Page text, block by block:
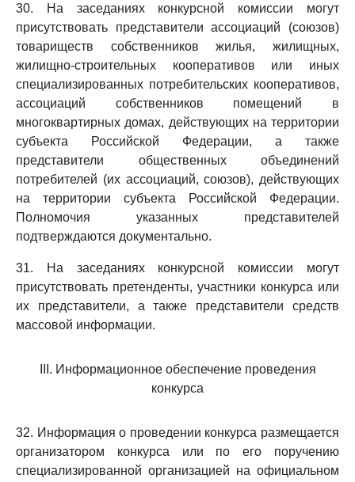
30. На заседаниях конкурсной комиссии могут
присутствовать представители ассоциаций (союзов)
товариществ собственников жилья, жилищных,
жилищно-строительных кооперативов или иных
специализированных потребительских кооперативов,
ассоциаций собственников помещений в
многоквартирных домах, действующих на территории
субъекта Российской Федерации, а также
представители общественных объединений
потребителей (их ассоциаций, союзов), действующих
на территории субъекта Российской Федерации.
Полномочия указанных представителей
подтверждаются документально.
31. На заседаниях конкурсной комиссии могут
присутствовать претенденты, участники конкурса или
их представители, а также представители средств
массовой информации.
III. Информационное обеспечение проведения
конкурса
32. Информация о проведении конкурса размещается
организатором конкурса или по его поручению
специализированной организацией на официальном